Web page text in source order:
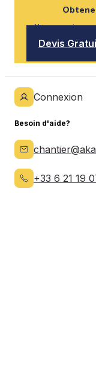
Nous recrutons,
Devis
Connexion
Besoin d'aide?
+33 6 21 19